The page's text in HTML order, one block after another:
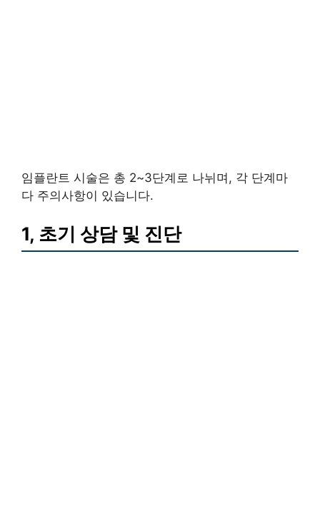
임플란트 시술은 총 2~3단계로 나뉘며, 각 단계마
다 주의사항이 있습니다.
1, 초기 상담 및 진단